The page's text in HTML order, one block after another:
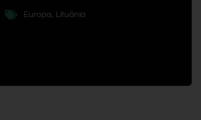
Europa, Lituânia